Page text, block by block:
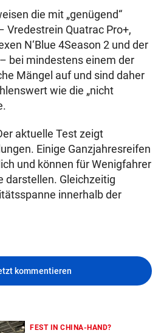
die mit „genügend“
Vredestrein Quatrac Pro+,
N‘Blue 4Season 2 und der
bei mindestens einem der
Mängel auf und sind daher
wie die „nicht
aktuelle Test zeigt
Einige Ganzjahresreifen
und können für Wenigfahrer
darstellen. Gleichzeitig
innerhalb der
kommentieren
FEST IN CHINA-HAND?